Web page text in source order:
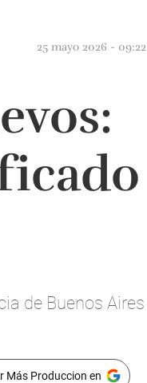
25 mayo 2026 - 09:22
de Buenos Aires
Más Produccion en